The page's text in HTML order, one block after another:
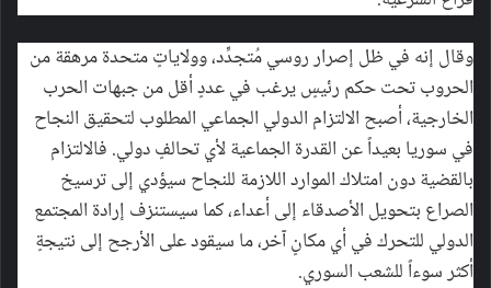
وقال إنه في ظل إصرار روسي مُتجدِّد، وولاياتٍ متحدة مرهقة من
الحروب تحت حكم رئيسٍ يرغب في عددٍ أقل من جبهات الحرب
الخارجية، أصبح الالتزام الدولي الجماعي المطلوب لتحقيق النجاح
في سوريا بعيداً عن القدرة الجماعية لأي تحالفٍ دولي. فالالتزام
بالقضية دون امتلاك الموارد اللازمة للنجاح سيؤدي إلى ترسيخ
الصراع بتحويل الأصدقاء إلى أعداء، كما سيستنزف إرادة المجتمع
الدولي للتحرك في أي مكانٍ آخر، ما سيقود على الأرجح إلى نتيجةٍ
أكثر سوءاً للشعب السوري.